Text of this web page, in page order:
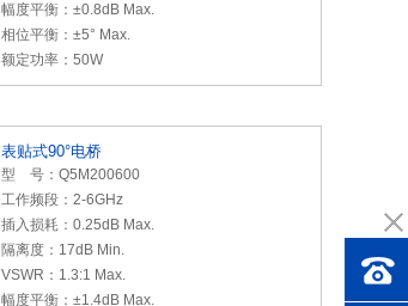
幅度平衡：±0.8dB Max.
相位平衡：±5° Max.
额定功率：50W
表贴式90°电桥
型 号：Q5M200600
工作频段：2-6GHz
插入损耗：0.25dB Max.
隔离度：17dB Min.
VSWR：1.3:1 Max.
幅度平衡：±1.4dB Max.